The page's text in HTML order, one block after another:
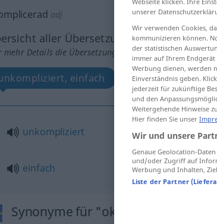
adj
aller Übersetzungen
mehr Details die Übersetzung anklicken/antippen)
einfach
unkompliziert
einfach
Synonyme für "okomplicerad"
unserer
Wir verwenden Cookies,
kommunizieren können.
der statistischen
immer auf Ihrem
Werbung dienen, werden
Einverständnis geben.
jederzeit für zukünftige
und den
Weitergehende Hinweise
Hier finden Sie unser
Wir und unsere
Genaue Geolocation-
und/oder Zugriff auf
Werbung und Inhalten,
Liste der Partner